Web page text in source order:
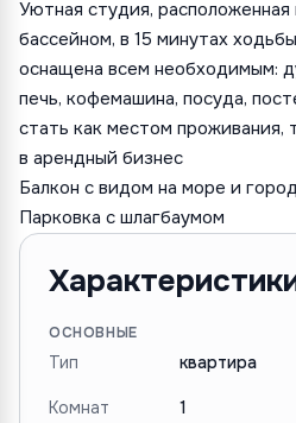
Уютная студия, расположенная
бассейном, в 15 минутах
оснащена всем необходимым:
печь, кофемашина, посуда,
стать как местом проживания,
в арендный бизнес
Балкон с видом на море и город
Парковка с шлагбаумом
ОСНОВНЫЕ
Тип квартира
Комнат 1